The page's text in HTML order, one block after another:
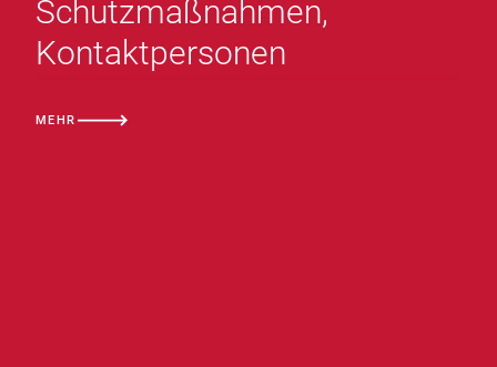
Schutzmaßnahmen,
Kontaktpersonen
MEHR